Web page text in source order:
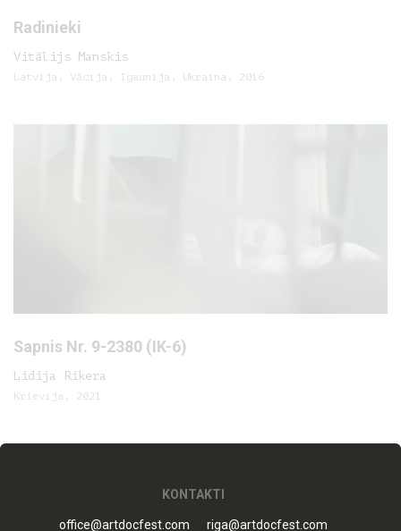
Radinieki
Vitālijs Manskis
Latvija, Vācija, Igaunija, Ukraina, 2016
Sapnis Nr. 9-2380 (IK-6)
Lidija Rikera
Krievija, 2021
KONTAKTI
office@artdocfest.com riga@artdocfest.com